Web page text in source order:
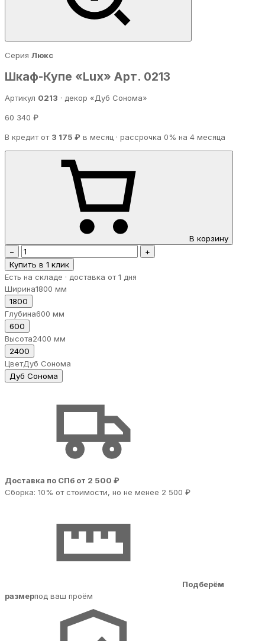
Серия Люкс
Шкаф-Купе «Lux» Арт. 0213
Артикул 0213 · декор «Дуб Сонома»
60 340 ₽
В кредит от 3 175 ₽ в месяц · рассрочка 0% на 4 месяца
В корзину
−
+
Купить в 1 клик
Есть на складе · доставка от 1 дня
Ширина1800 мм
1800
Глубина600 мм
600
Высота2400 мм
2400
ЦветДуб Сонома
Дуб Сонома
Доставка по СПб от 2 500 ₽
Сборка: 10% от стоимости, но не менее 2 500 ₽
Подберём
размерпод ваш проём